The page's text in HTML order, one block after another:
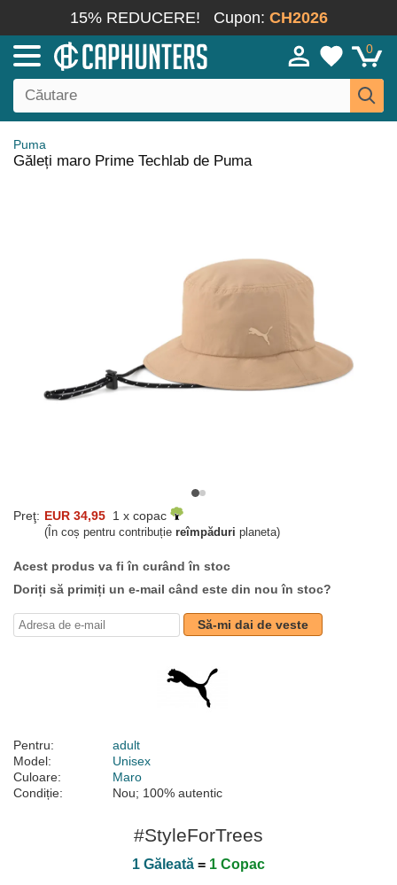
15% REDUCERE! Cupon: CH2026
0
Puma
Găleți maro Prime Techlab de Puma
Preţ: EUR 34,95 1 x copac
(În coș pentru contribuție reîmpăduri planeta)
Acest produs va fi în curând în stoc
Doriți să primiți un e-mail când este din nou în stoc?
Să-mi dai de veste
Pentru:
adult
Model:
Unisex
Culoare:
Maro
Condiție:
Nou; 100% autentic
#StyleForTrees
1 Găleată = 1 Copac